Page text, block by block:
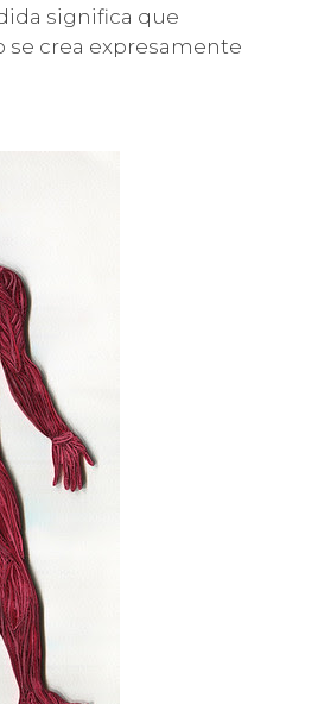
significa que
crea expresamente